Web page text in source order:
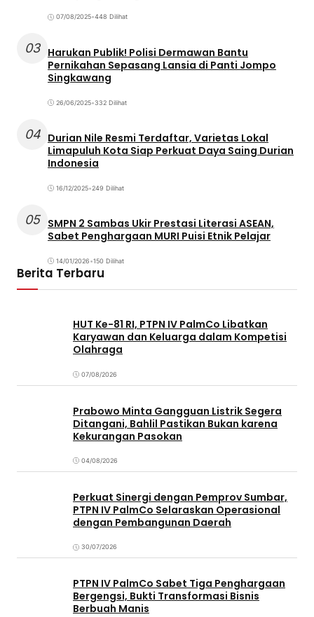
07/08/2025•448 Dilihat
03 Harukan Publik! Polisi Dermawan Bantu
Pernikahan Sepasang Lansia di Panti Jompo
Singkawang
26/06/2025•332 Dilihat
04 Durian Nile Resmi Terdaftar, Varietas Lokal
Limapuluh Kota Siap Perkuat Daya Saing Durian
Indonesia
16/12/2025•249 Dilihat
05 SMPN 2 Sambas Ukir Prestasi Literasi ASEAN,
Sabet Penghargaan MURI Puisi Etnik Pelajar
14/01/2026•150 Dilihat
Berita Terbaru
HUT Ke-81 RI, PTPN IV PalmCo Libatkan
Karyawan dan Keluarga dalam Kompetisi
Olahraga
07/08/2026
Prabowo Minta Gangguan Listrik Segera
Ditangani, Bahlil Pastikan Bukan karena
Kekurangan Pasokan
04/08/2026
Perkuat Sinergi dengan Pemprov Sumbar,
PTPN IV PalmCo Selaraskan Operasional
dengan Pembangunan Daerah
30/07/2026
PTPN IV PalmCo Sabet Tiga Penghargaan
Bergengsi, Bukti Transformasi Bisnis
Berbuah Manis